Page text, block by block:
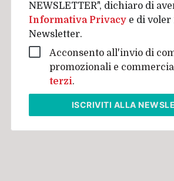
NEWSLETTER", dichiaro di
Informativa Privacy e di
Newsletter.
Acconsento all'invio di
promozionali e
terzi.
ISCRIVITI ALLA